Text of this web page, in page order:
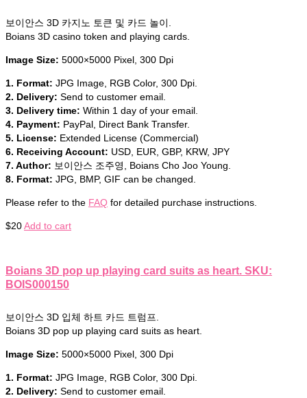
보이안스 3D 카지노 토큰 및 카드 놀이.
Boians 3D casino token and playing cards.
Image Size: 5000×5000 Pixel, 300 Dpi
1. Format: JPG Image, RGB Color, 300 Dpi.
2. Delivery: Send to customer email.
3. Delivery time: Within 1 day of your email.
4. Payment: PayPal, Direct Bank Transfer.
5. License: Extended License (Commercial)
6. Receiving Account: USD, EUR, GBP, KRW, JPY
7. Author: 보이안스 조주영, Boians Cho Joo Young.
8. Format: JPG, BMP, GIF can be changed.
Please refer to the FAQ for detailed purchase instructions.
$20Add to cart
Boians 3D pop up playing card suits as heart. SKU:
BOIS000150
보이안스 3D 입체 하트 카드 트럼프.
Boians 3D pop up playing card suits as heart.
Image Size: 5000×5000 Pixel, 300 Dpi
1. Format: JPG Image, RGB Color, 300 Dpi.
2. Delivery: Send to customer email.